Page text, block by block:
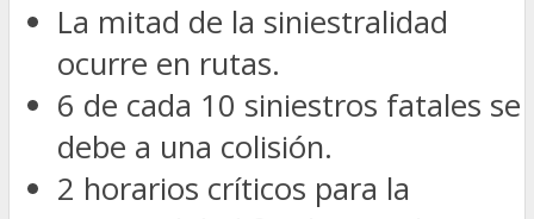
La mitad de la siniestralidad
ocurre en rutas.
6 de cada 10 siniestros fatales se
debe a una colisión.
2 horarios críticos para la